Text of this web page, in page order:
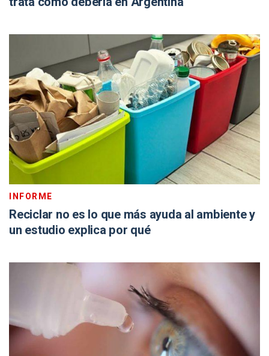
INFORME
Reciclar no es lo que más ayuda al ambiente y
un estudio explica por qué